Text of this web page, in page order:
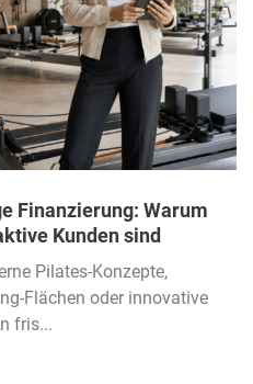
Finanzierung: Warum
Kunden sind
Pilates-Konzepte,
Flächen oder innovative
fris...